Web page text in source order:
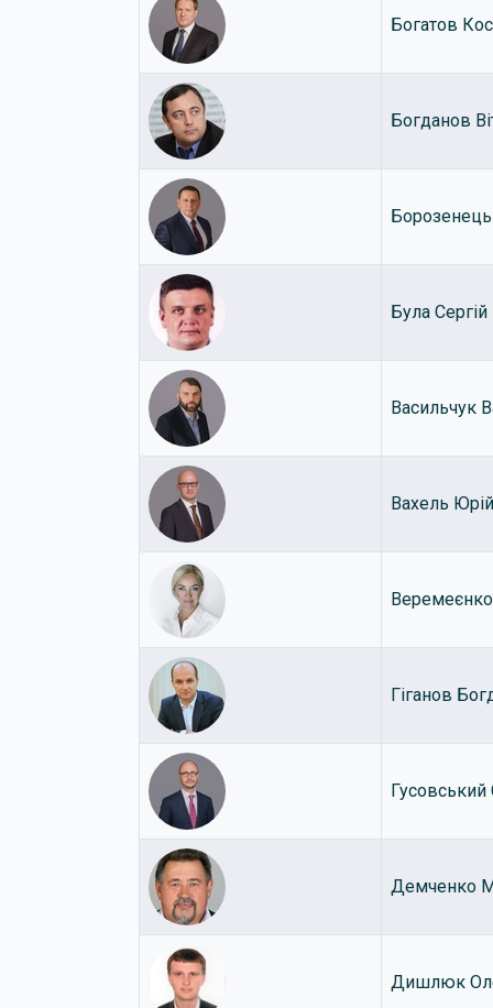
Богатов
Богданов
Була Сергій
Васильчук
Вахель Юрій
Гіганов
Гусовський
Демченко
Дишлюк